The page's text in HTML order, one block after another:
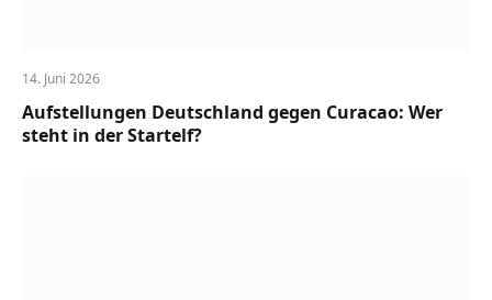
14. Juni 2026
Aufstellungen Deutschland gegen Curacao: Wer
steht in der Startelf?